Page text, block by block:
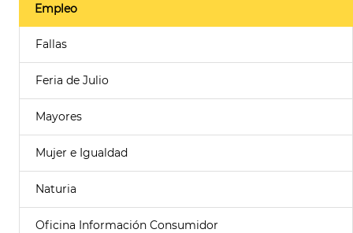
Empleo
Fallas
Feria de Julio
Mayores
Mujer e Igualdad
Naturia
Oficina Información Consumidor